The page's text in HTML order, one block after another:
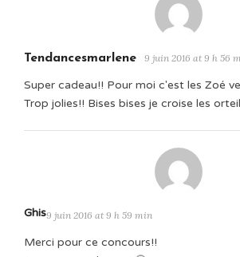
Tendancesmarlene 9 juin 2016 at 9 h 56
Super cadeau!! Pour moi c'est les Zoé
Trop jolies!! Bises bises je croise les
Ghis9 juin 2016 at 9 h 59 min
Merci pour ce concours!!